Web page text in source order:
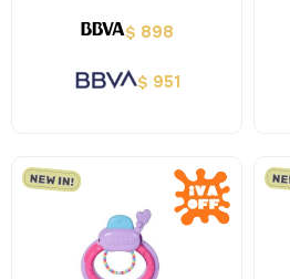
$ 898
$ 951